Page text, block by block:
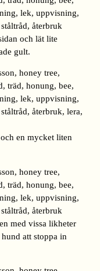
och lät lite
gult.
en mycket liten
med vissa likheter
att stoppa in